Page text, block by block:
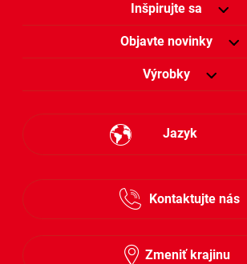
Inšpirujte sa
Objavte novinky
Výrobky
Jazyk
Česky
Kontaktujte nás
Zmeniť krajinu